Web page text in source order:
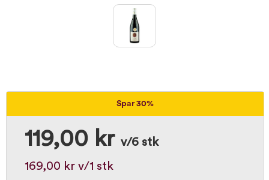
Spar 30%
119,00 kr v/6 stk
169,00 kr v/1 stk